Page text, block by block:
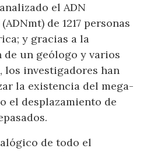
el ADN
de 1217 personas
y gracias a la
un geólogo y varios
los investigadores han
la existencia del mega-
el desplazamiento de
de todo el